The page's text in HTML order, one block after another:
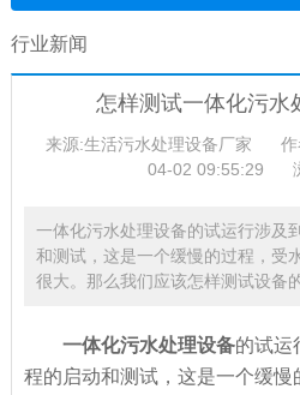
行业新闻
怎样测试一体化污水
来源:生活污水处理设备厂家
04-02 09:55:29
一体化污水处理设备的试运行涉及
和测试，这是一个缓慢的过程，受
很大。那么我们应该怎样测试设备
一体化污水处理设备的试运
程的启动和测试，这是一个缓